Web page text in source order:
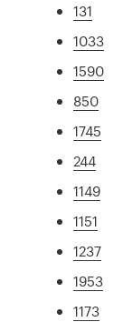
131
1033
1590
850
1745
244
1149
1151
1237
1953
1173